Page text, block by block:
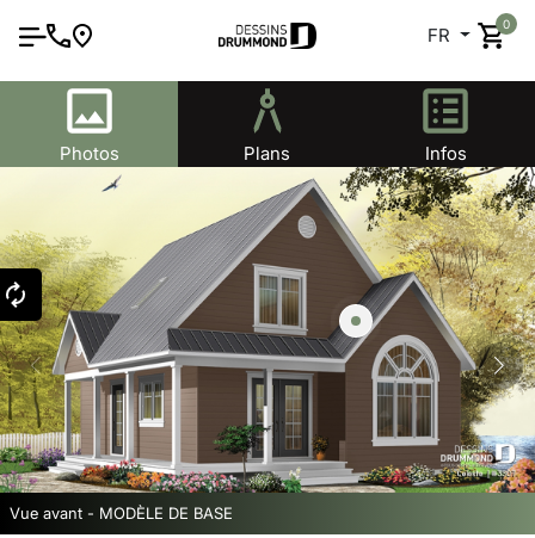
FR
0
Vue avant - MODÈLE DE BASE
Photos Plans Infos